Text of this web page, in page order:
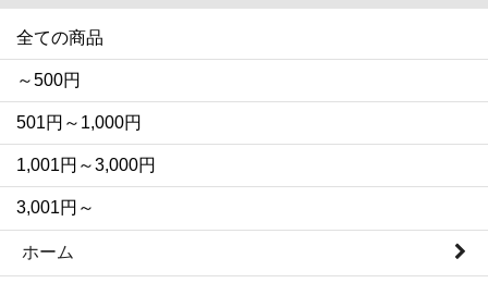
全ての商品
～500円
501円～1,000円
1,001円～3,000円
3,001円～
ホーム